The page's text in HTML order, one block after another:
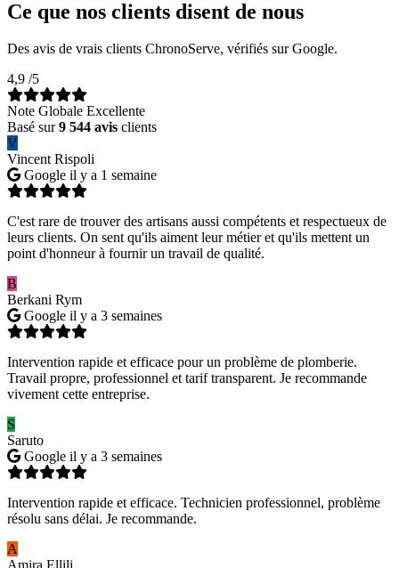
Ce que nos clients disent de nous
Des avis de vrais clients ChronoServe, vérifiés sur Google.
4,9 /5
Note Globale Excellente
Basé sur9 544 avis clients
V
Vincent Rispoli
Google il y a 1 semaine
C'est rare de trouver des artisans aussi compétents et respectueux de
leurs clients. On sent qu'ils aiment leur métier et qu'ils mettent un
point d'honneur à fournir un travail de qualité.
B
Berkani Rym
Google il y a 3 semaines
Intervention rapide et efficace pour un problème de plomberie.
Travail propre, professionnel et tarif transparent. Je recommande
vivement cette entreprise.
S
Saruto
Google il y a 3 semaines
Intervention rapide et efficace. Technicien professionnel, problème
résolu sans délai. Je recommande.
A